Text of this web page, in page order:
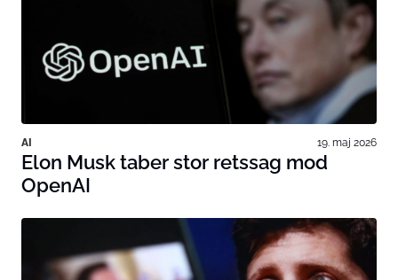
AI 19. maj 2026
Elon Musk taber stor retssag mod
OpenAI